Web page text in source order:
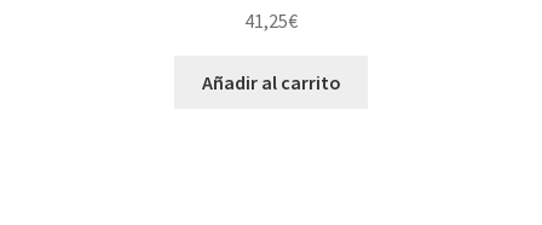
41,25€
Añadir al carrito